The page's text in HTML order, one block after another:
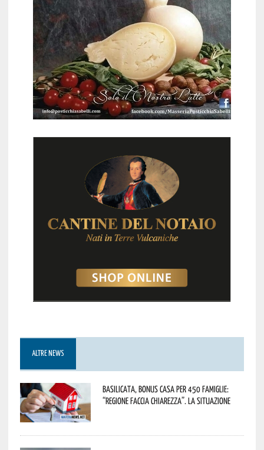
ALTRE NEWS
Basilicata, Bonus casa per 450 famiglie:
“Regione faccia chiarezza”. La situazione